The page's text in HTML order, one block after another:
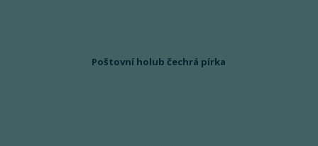
Poštovní holub čechrá pírka